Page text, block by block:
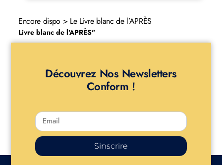
Encore dispo > Le Livre blanc de l’APRÈS
Livre blanc de l'APRÈS"
Découvrez Nos Newsletters
Conform !
Sinscrire